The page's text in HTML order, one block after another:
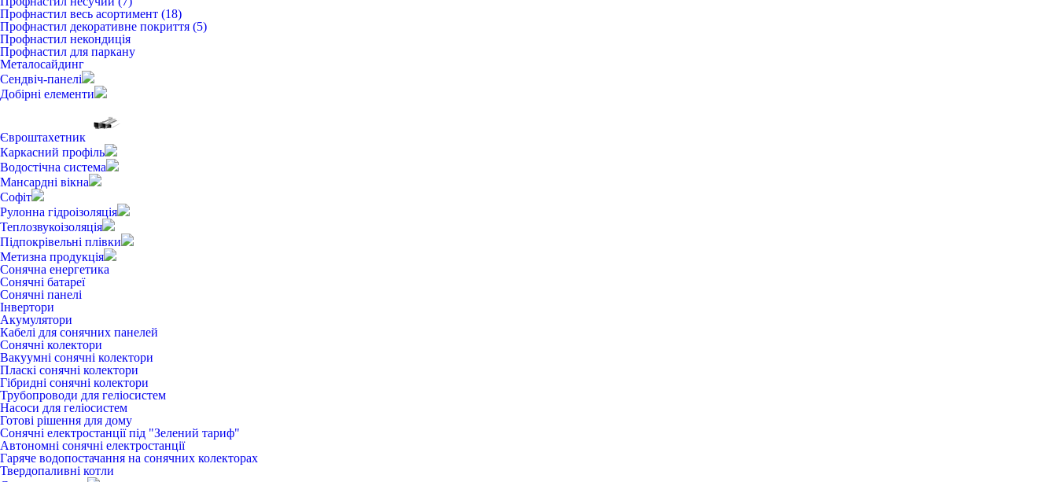
Профнастил весь асортимент (18)
Профнастил декоративне покриття (5)
Профнастил некондиція
Профнастил для паркану
Металосайдинг
Сендвіч-панелі
Добірні елементи
Євроштахетник
Каркасний профіль
Водостічна система
Мансардні вікна
Софіт
Рулонна гідроізоляція
Теплозвукоізоляція
Підпокрівельні плівки
Метизна продукція
Сонячна енергетика
Сонячні батареї
Сонячні панелі
Інвертори
Акумулятори
Кабелі для сонячних панелей
Сонячні колектори
Вакуумні сонячні колектори
Пласкі сонячні колектори
Гібридні сонячні колектори
Трубопроводи для геліосистем
Насоси для геліосистем
Готові рішення для дому
Сонячні електростанції під "Зелений тариф"
Автономні сонячні електростанції
Гаряче водопостачання на сонячних колекторах
Твердопаливні котли